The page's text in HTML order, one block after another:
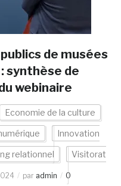
de musées
synthèse de
webinaire
Economie de la culture
Innovation
relationnel Visitorat
par admin
0